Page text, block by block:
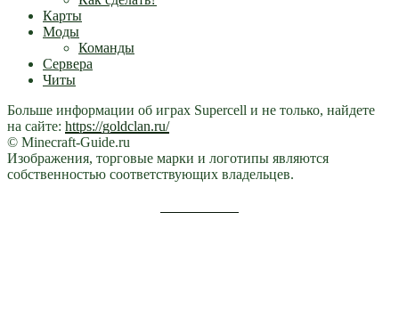
Карты
Моды
Команды
Сервера
Читы
Больше информации об играх Supercell и не только, найдете
на сайте: https://goldclan.ru/
© Minecraft-Guide.ru
Изображения, торговые марки и логотипы являются
собственностью соответствующих владельцев.